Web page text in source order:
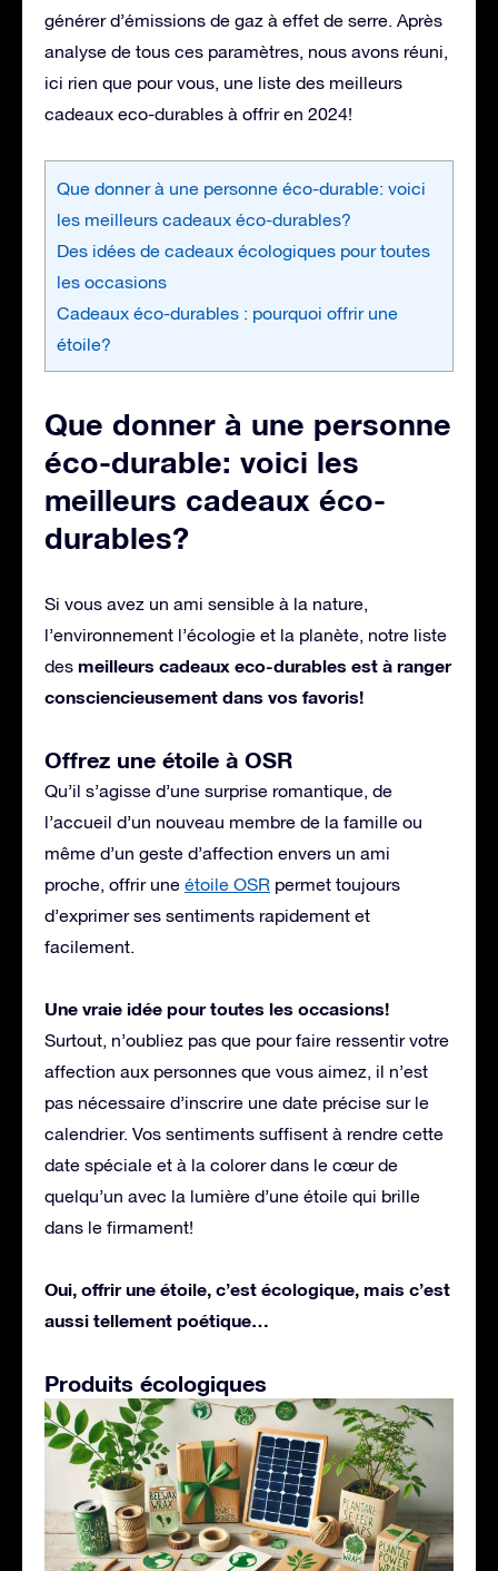
générer d’émissions de gaz à effet de serre. Après
analyse de tous ces paramètres, nous avons réuni,
ici rien que pour vous, une liste des meilleurs
cadeaux eco-durables à offrir en 2024!
Que donner à une personne éco-durable: voici
les meilleurs cadeaux éco-durables?
Des idées de cadeaux écologiques pour toutes
les occasions
Cadeaux éco-durables : pourquoi offrir une
étoile?
Que donner à une personne
éco-durable: voici les
meilleurs cadeaux éco-
durables?
Si vous avez un ami sensible à la nature,
l’environnement l’écologie et la planète, notre liste
des meilleurs cadeaux eco-durables est à ranger
consciencieusement dans vos favoris!
Offrez une étoile à OSR
Qu’il s’agisse d’une surprise romantique, de
l’accueil d’un nouveau membre de la famille ou
même d’un geste d’affection envers un ami
proche, offrir une étoile OSR permet toujours
d’exprimer ses sentiments rapidement et
facilement.
Une vraie idée pour toutes les occasions!
Surtout, n’oubliez pas que pour faire ressentir votre
affection aux personnes que vous aimez, il n’est
pas nécessaire d’inscrire une date précise sur le
calendrier. Vos sentiments suffisent à rendre cette
date spéciale et à la colorer dans le cœur de
quelqu’un avec la lumière d’une étoile qui brille
dans le firmament!
Oui, offrir une étoile, c’est écologique, mais c’est
aussi tellement poétique…
Produits écologiques